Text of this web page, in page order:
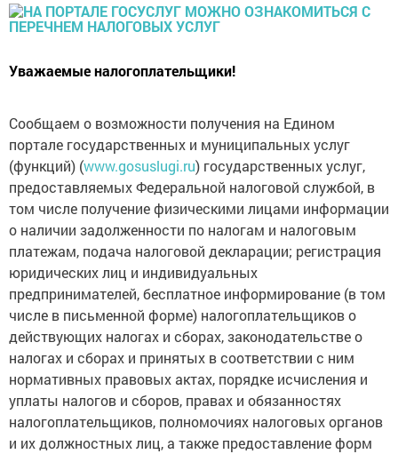
Уважаемые налогоплательщики!
Сообщаем о возможности получения на Едином
портале государственных и муниципальных услуг
(функций) (www.gosuslugi.ru) государственных услуг,
предоставляемых Федеральной налоговой службой, в
том числе получение физическими лицами информации
о наличии задолженности по налогам и налоговым
платежам, подача налоговой декларации; регистрация
юридических лиц и индивидуальных
предпринимателей, бесплатное информирование (в том
числе в письменной форме) налогоплательщиков о
действующих налогах и сборах, законодательстве о
налогах и сборах и принятых в соответствии с ним
нормативных правовых актах, порядке исчисления и
уплаты налогов и сборов, правах и обязанностях
налогоплательщиков, полномочиях налоговых органов
и их должностных лиц, а также предоставление форм